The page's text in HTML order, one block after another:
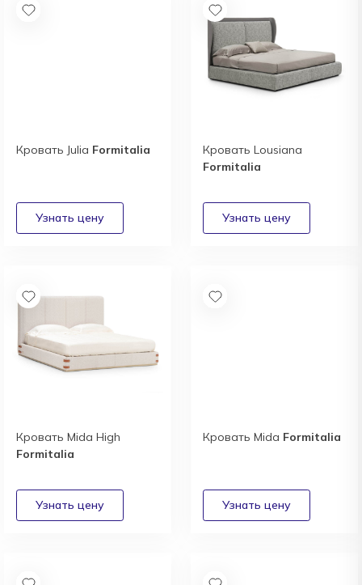
Кровать Julia Formitalia
Кровать Lousiana
Formitalia
Кровать Mida High
Formitalia
Кровать Mida Formitalia